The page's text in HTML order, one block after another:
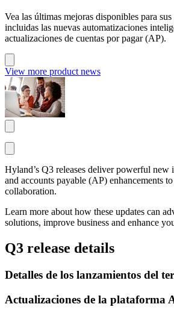
Vea las últimas mejoras disponibles para
incluidas las nuevas automatizaciones
actualizaciones de cuentas por pagar (AP).
View more product news
Hyland’s Q3 releases deliver powerful new
and accounts payable (AP) enhancements
collaboration.
Learn more about how these updates can
solutions, improve business and enhance
Q3 release details
Detalles de los lanzamientos del
Actualizaciones de la plataforma